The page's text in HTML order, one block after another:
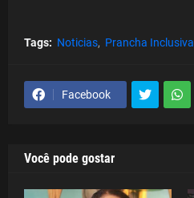
Tags: Noticias Prancha Inclusiva
Facebook
Você pode gostar